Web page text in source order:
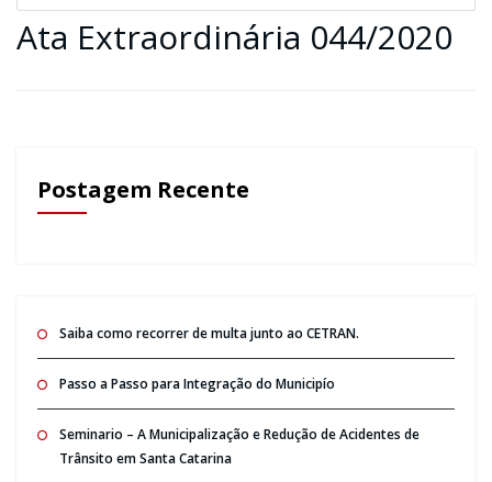
Ata Extraordinária 044/2020
Postagem Recente
Saiba como recorrer de multa junto ao CETRAN.
Passo a Passo para Integração do Municipío
Seminario – A Municipalização e Redução de Acidentes de
Trânsito em Santa Catarina